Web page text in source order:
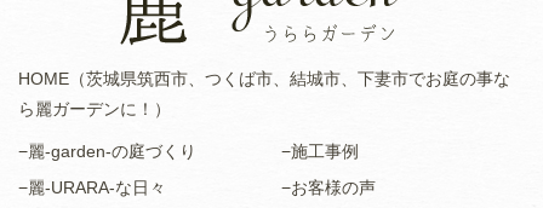
HOME（茨城県筑西市、つくば市、結城市、下妻市でお庭の事な
ら麗ガーデンに！）
−麗-garden-の庭づくり
−麗-URARA-な日々
−施工事例
−お客様の声